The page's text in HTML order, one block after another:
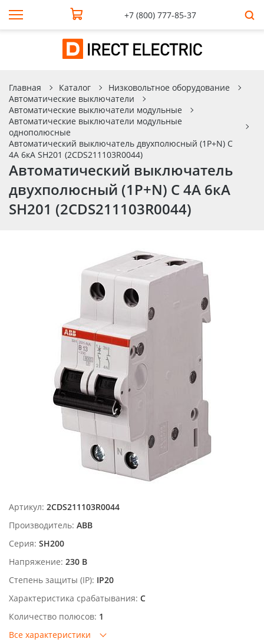
+7 (800) 777-85-37
Главная Каталог
Низковольтное оборудование
Автоматические выключатели
Автоматические выключатели модульные
Автоматические выключатели модульные
однополюсные
Автоматический выключатель двухполюсный (1P+N) C
4А 6кА SH201 (2CDS211103R0044)
Автоматический выключатель
двухполюсный (1P+N) C 4А 6кА
SH201 (2CDS211103R0044)
Артикул: 2CDS211103R0044
Производитель: ABB
Серия: SH200
Напряжение: 230 В
Степень защиты (IP): IP20
Характеристика срабатывания: C
Количество полюсов: 1
Все характеристики